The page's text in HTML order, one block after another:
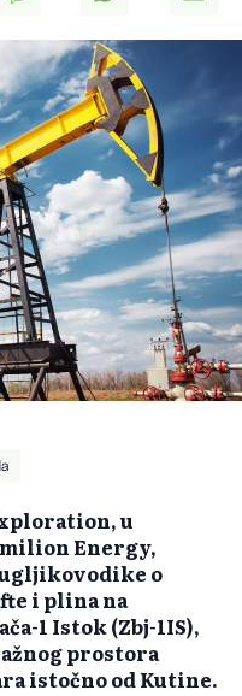
u
Energy,
o
i plina na
1 Istok (Zbj-1IS),
prostora
istočno od Kutine.